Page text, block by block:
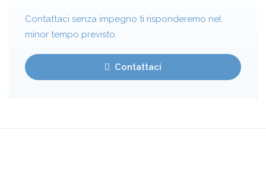
Contattaci senza impegno ti risponderemo nel
minor tempo previsto.
Contattaci